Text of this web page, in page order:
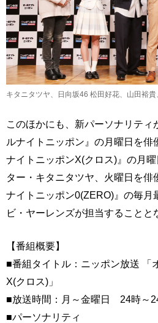
キタニタツヤ、日向坂46 松田好花、山田裕貴
このほかにも、新パーソナリティ
ルナイトニッポン』の月曜日を俳
ナイトニッポンX(クロス)』の月
ター・キタニタツヤ、火曜日を俳
ナイトニッポン0(ZERO)』の毎月
ビ・ヤーレンズが担当することと
【番組概要】
■番組タイトル：ニッポン放送 「
X(クロス)」
■放送時間：月～金曜日 24時～
■パーソナリティ